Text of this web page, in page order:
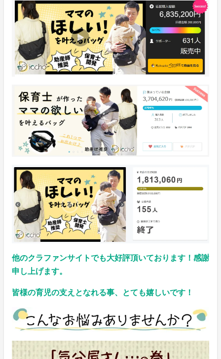
他のクラファンサイトでも大好評頂いております！感謝
申し上げます。
皆様の育児の支えとなれる事、とても嬉しいです！